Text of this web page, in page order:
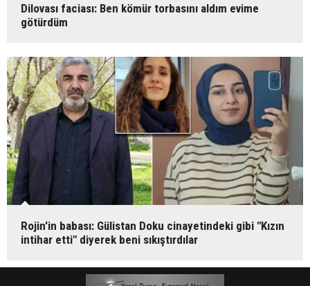
Dilovası faciası: Ben kömür torbasını aldım evime
götürdüm
Rojin'in babası: Gülistan Doku cinayetindeki gibi "Kızın
intihar etti" diyerek beni sıkıştırdılar